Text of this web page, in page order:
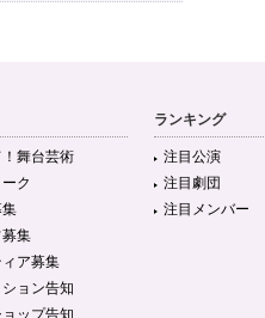
舞台芸術
ク
集
ア募集
ョン告知
ップ告知
ランキング
注目公演
注目劇団
注目メンバー